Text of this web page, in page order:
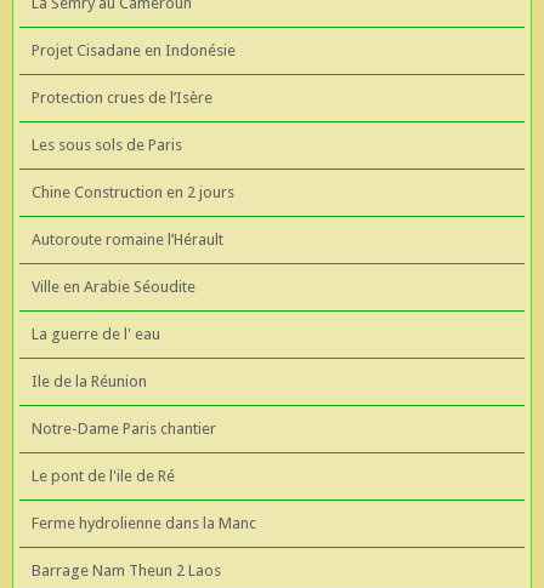
Projet Cisadane en Indonésie
Protection crues de l’Isère
Les sous sols de Paris
Chine Construction en 2 jours
Autoroute romaine l’Hérault
Ville en Arabie Séoudite
La guerre de l' eau
Ile de la Réunion
Notre-Dame Paris chantier
Le pont de l'ile de Ré
Ferme hydrolienne dans la Manc
Barrage Nam Theun 2 Laos